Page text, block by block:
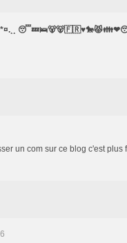
un com sur ce blog c'est plus